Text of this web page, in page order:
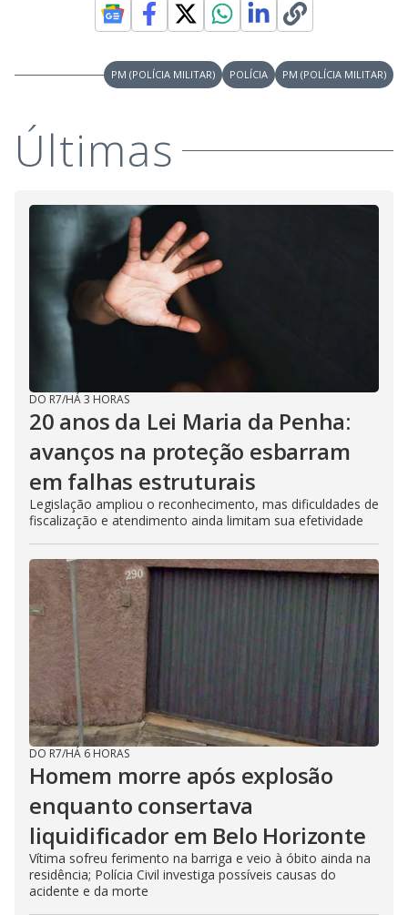
PM (POLÍCIA MILITAR) POLÍCIA PM (POLÍCIA MILITAR)
Últimas
DO R7/HÁ 3 HORAS
20 anos da Lei Maria da Penha:
avanços na proteção esbarram
em falhas estruturais
Legislação ampliou o reconhecimento, mas dificuldades de
fiscalização e atendimento ainda limitam sua efetividade
DO R7/HÁ 6 HORAS
Homem morre após explosão
enquanto consertava
liquidificador em Belo Horizonte
Vítima sofreu ferimento na barriga e veio à óbito ainda na
residência; Polícia Civil investiga possíveis causas do
acidente e da morte